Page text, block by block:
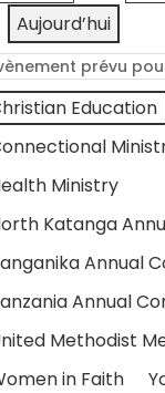
Aujourd’hui
prévu
Education
Ministry
Katanga
Annual
Annual
Methodist
in Faith